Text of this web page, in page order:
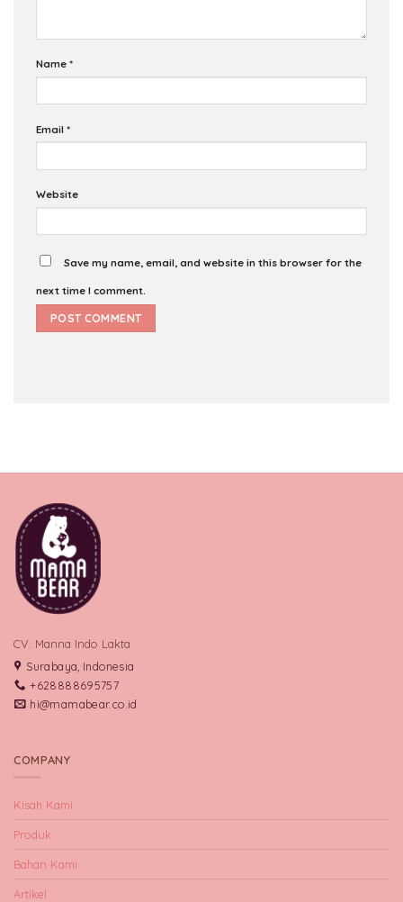
Name *
Email *
Website
Save my name, email, and website in this browser for the
next time I comment.
CV. Manna Indo Lakta
Surabaya, Indonesia
+628888695757
hi@mamabear.co.id
COMPANY
Kisah Kami
Produk
Bahan Kami
Artikel